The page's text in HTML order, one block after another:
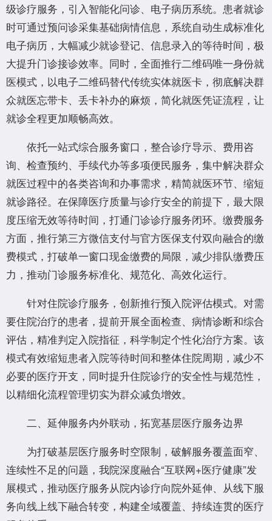
级诊疗服务，引入智能化问诊、电子病历系统。患者就诊
时可通过预问诊采集基础病情信息，系统自动生成标准化
电子病历，大幅减少就诊登记、信息录入的等待时间，极
大提升门诊接诊效率。同时，全面推行二维码唯一身份就
医模式，以电子二维码替代传统实体就医卡，彻底解决群
众就医忘带卡、丢卡补办的麻烦，简化就医凭证流程，让
就诊全程更加顺畅高效。
依托一站式综合服务窗口，整合诊疗导示、费用咨
询、检查预约、手续代办等多项便民服务，集中解决群众
就医过程中的各类咨询和办事需求，精简就医环节、缩短
就诊路径。在保障医疗质量与诊疗安全的前提下，最大限
度压缩无效等待时间，打通门诊诊疗服务闭环。缴费服务
方面，推行第三方微信支付与官方医保支付双向融合的缴
费模式，打破单一窗口现金缴费的局限，减少排队缴费压
力，推动门诊服务标准化、规范化、高效化运行。
针对住院诊疗服务，创新推行预入院评估模式。对需
要住院治疗的患者，提前开展全面检查、病情诊断和综合
评估，精准判定入院指征，科学制定个性化治疗方案。该
模式有效缩短患者入院等待时间和整体住院周期，减少不
必要的医疗开支，同时提升住院诊疗的安全性与规范性，
以精细化流程管理切实为群众减负增效。
二、延伸服务内外联动，拓宽基层医疗服务边界
为打破基层医疗服务时空限制，破解服务覆盖面窄、
连续性不足的问题，我院深度融合“互联网+医疗健康”发
展模式，推动医疗服务从院内诊疗向院外延伸、从线下服
务向线上线下融合转变，构建全域覆盖、持续连贯的医疗